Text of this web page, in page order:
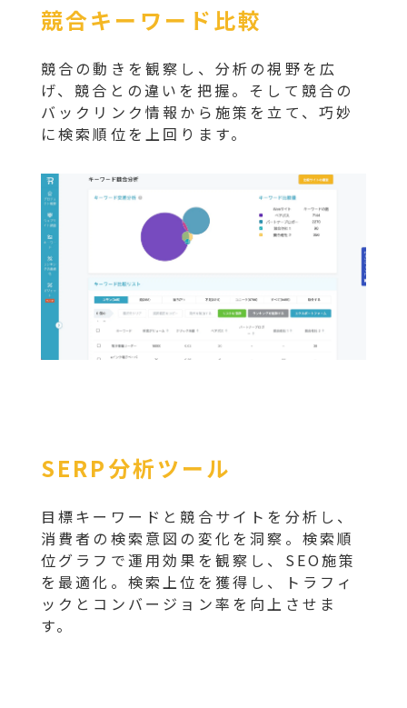
競合キーワード比較
競合の動きを観察し、分析の視野を広
げ、競合との違いを把握。そして競合の
バックリンク情報から施策を立て、巧妙
に検索順位を上回ります。
SERP分析ツール
目標キーワードと競合サイトを分析し、
消費者の検索意図の変化を洞察。検索順
位グラフで運用効果を観察し、SEO施策
を最適化。検索上位を獲得し、トラフィ
ックとコンバージョン率を向上させま
す。